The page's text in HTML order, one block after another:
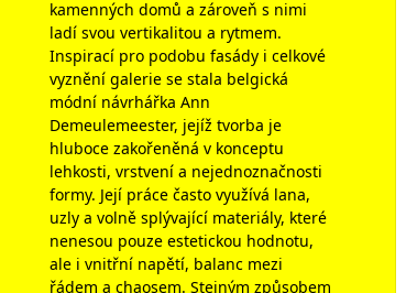
kamenných domů a zároveň s nimi
ladí svou vertikalitou a rytmem.
Inspirací pro podobu fasády i celkové
vyznění galerie se stala belgická
módní návrhářka Ann
Demeulemeester, jejíž tvorba je
hluboce zakořeněná v konceptu
lehkosti, vrstvení a nejednoznačnosti
formy. Její práce často využívá lana,
uzly a volně splývající materiály, které
nenesou pouze estetickou hodnotu,
ale i vnitřní napětí, balanc mezi
řádem a chaosem. Stejným způsobem